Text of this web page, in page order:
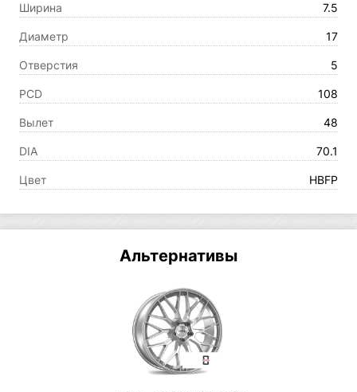
Ширина 7.5
Диаметр 17
Отверстия 5
PCD 108
Вылет 48
DIA 70.1
Цвет HBFP
Альтернативы